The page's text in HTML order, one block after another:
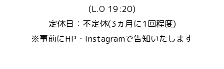
(L.O 19:20)
定休日：不定休(3ヵ月に1回程度)
※事前にHP・Instagramで告知いたします